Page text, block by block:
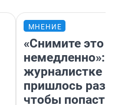
МНЕНИЕ
«Снимите это
немедленно»:
журналистке
пришлось
чтобы попасть